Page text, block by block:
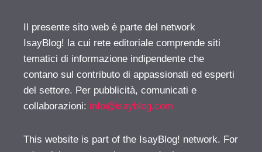
Il presente sito web è parte del network
IsayBlog! la cui rete editoriale comprende siti
tematici di informazione indipendente che
contano sul contributo di appassionati ed esperti
del settore. Per pubblicità, comunicati e
collaborazioni: info@isayblog.com
This website is part of the IsayBlog! network. For